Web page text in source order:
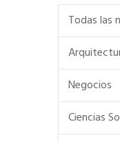
Todas las
Negocios
Ciencias